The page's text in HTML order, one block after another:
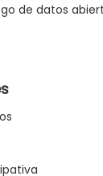
de datos